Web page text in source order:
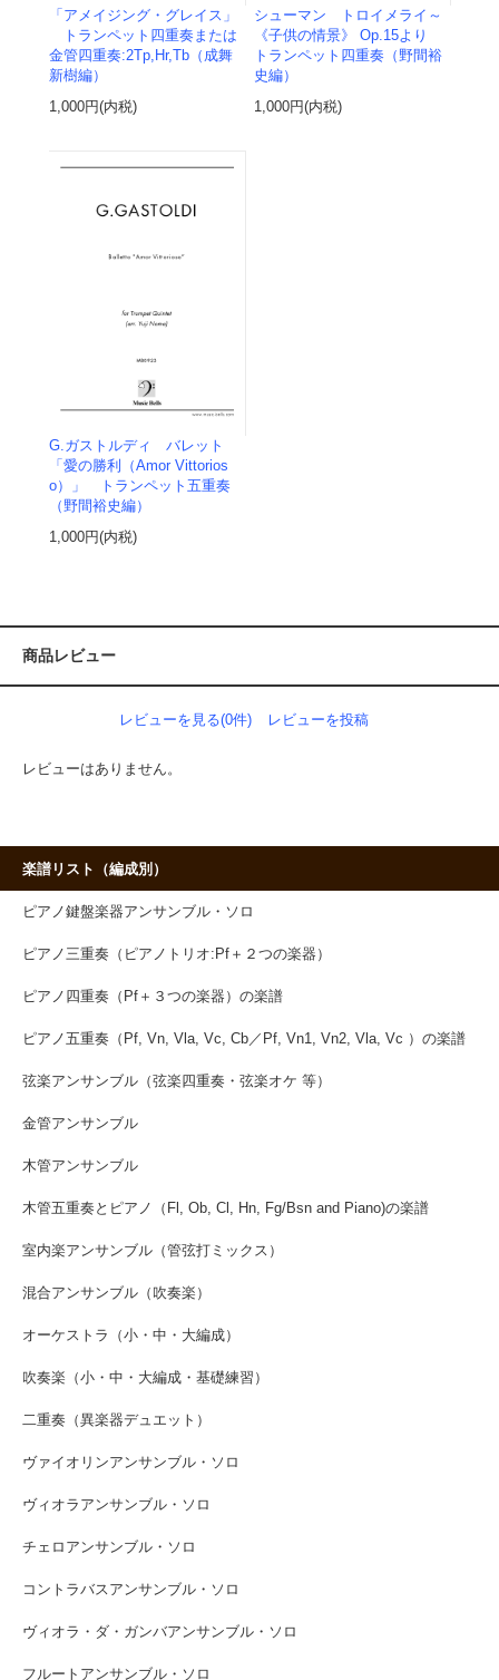
「アメイジング・グレイス」
トランペット四重奏または
金管四重奏:2Tp,Hr,Tb（成舞
新樹編）
1,000円(内税)
シューマン トロイメライ～
《子供の情景》 Op.15より
トランペット四重奏（野間裕
史編）
1,000円(内税)
G.ガストルディ バレット
「愛の勝利（Amor Vittorios
o）」 トランペット五重奏
（野間裕史編）
1,000円(内税)
商品レビュー
レビューを見る(0件) レビューを投稿
レビューはありません。
楽譜リスト（編成別）
ピアノ鍵盤楽器アンサンブル・ソロ
ピアノ三重奏（ピアノトリオ:Pf＋２つの楽器）
ピアノ四重奏（Pf＋３つの楽器）の楽譜
ピアノ五重奏（Pf, Vn, Vla, Vc, Cb／Pf, Vn1, Vn2, Vla, Vc ）の楽譜
弦楽アンサンブル（弦楽四重奏・弦楽オケ 等）
金管アンサンブル
木管アンサンブル
木管五重奏とピアノ（Fl, Ob, Cl, Hn, Fg/Bsn and Piano)の楽譜
室内楽アンサンブル（管弦打ミックス）
混合アンサンブル（吹奏楽）
オーケストラ（小・中・大編成）
吹奏楽（小・中・大編成・基礎練習）
二重奏（異楽器デュエット）
ヴァイオリンアンサンブル・ソロ
ヴィオラアンサンブル・ソロ
チェロアンサンブル・ソロ
コントラバスアンサンブル・ソロ
ヴィオラ・ダ・ガンバアンサンブル・ソロ
フルートアンサンブル・ソロ